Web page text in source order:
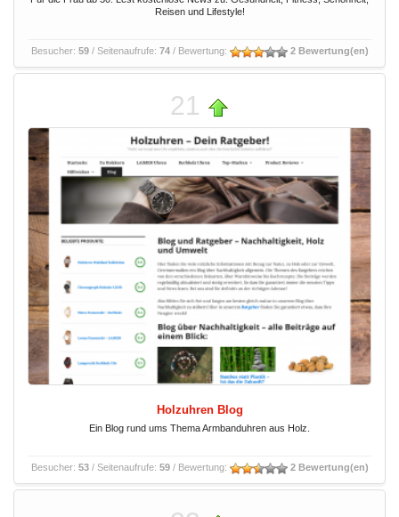
Reisen und Lifestyle!
Besucher: 59/ Seitenaufrufe: 74/ Bewertung: 2 Bewertung(en)
21
Holzuhren Blog
Ein Blog rund ums Thema Armbanduhren aus Holz.
Besucher: 53/ Seitenaufrufe: 59/ Bewertung: 2 Bewertung(en)